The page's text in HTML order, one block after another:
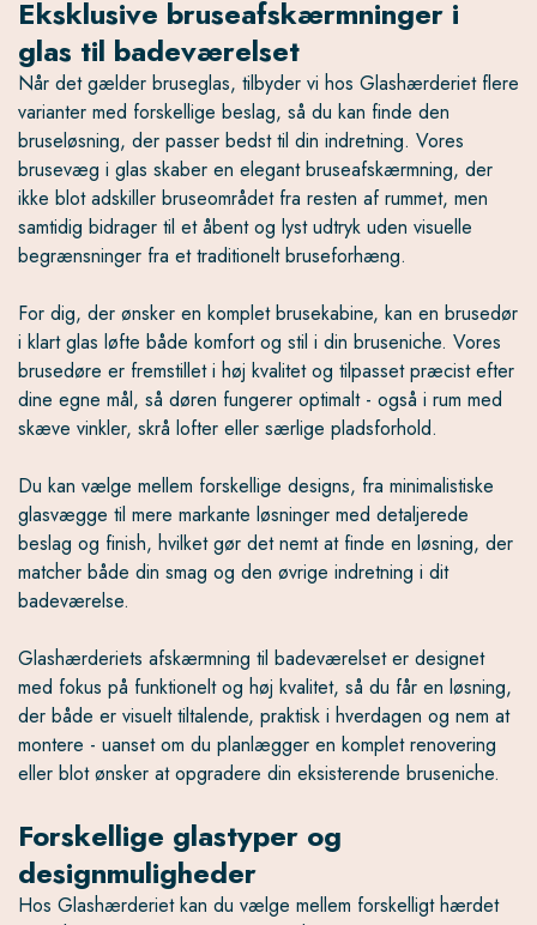
Eksklusive bruseafskærmninger i
glas til badeværelset
Når det gælder bruseglas, tilbyder vi hos Glashærderiet flere
varianter med forskellige beslag, så du kan finde den
bruseløsning, der passer bedst til din indretning. Vores
brusevæg i glas skaber en elegant bruseafskærmning, der
ikke blot adskiller bruseområdet fra resten af rummet, men
samtidig bidrager til et åbent og lyst udtryk uden visuelle
begrænsninger fra et traditionelt bruseforhæng.
For dig, der ønsker en komplet brusekabine, kan en brusedør
i klart glas løfte både komfort og stil i din bruseniche. Vores
brusedøre er fremstillet i høj kvalitet og tilpasset præcist efter
dine egne mål, så døren fungerer optimalt - også i rum med
skæve vinkler, skrå lofter eller særlige pladsforhold.
Du kan vælge mellem forskellige designs, fra minimalistiske
glasvægge til mere markante løsninger med detaljerede
beslag og finish, hvilket gør det nemt at finde en løsning, der
matcher både din smag og den øvrige indretning i dit
badeværelse.
Glashærderiets afskærmning til badeværelset er designet
med fokus på funktionelt og høj kvalitet, så du får en løsning,
der både er visuelt tiltalende, praktisk i hverdagen og nem at
montere - uanset om du planlægger en komplet renovering
eller blot ønsker at opgradere din eksisterende bruseniche.
Forskellige glastyper og
designmuligheder
Hos Glashærderiet kan du vælge mellem forskelligt hærdet